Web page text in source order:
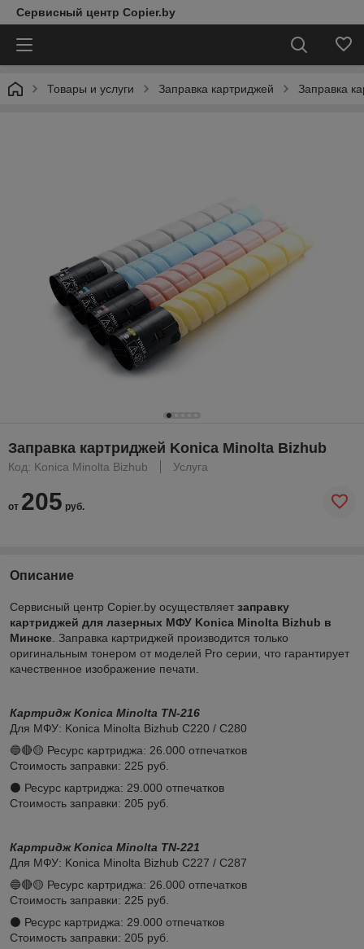
Сервисный центр Copier.by
Товары и услуги Заправка картриджей Заправка
Заправка картриджей Konica Minolta Bizhub
Код: Konica Minolta Bizhub Услуга
от 205 руб.
Описание
Сервисный центр Copier.by осуществляет заправку
картриджей для лазерных МФУ Konica Minolta Bizhub в
Минске . Заправка картриджей производится только
оригинальным тонером от моделей Pro серии, что гарантирует
качественное изображение печати.
Картридж Konica Minolta TN-216
Для МФУ: Konica Minolta Bizhub C220 / C280
🔵🔴🟡 Ресурс картриджа: 26.000 отпечатков
Стоимость заправки: 225 руб.
⚫️ Ресурс картриджа: 29.000 отпечатков
Стоимость заправки: 205 руб.
Картридж Konica Minolta TN-221
Для МФУ: Konica Minolta Bizhub C227 / C287
🔵🔴🟡 Ресурс картриджа: 26.000 отпечатков
Стоимость заправки: 225 руб.
⚫️ Ресурс картриджа: 29.000 отпечатков
Стоимость заправки: 205 руб.